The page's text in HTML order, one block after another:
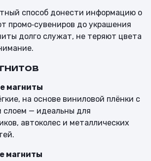
способ донести информацию о
промо‑сувениров до украшения
долго служат, не теряют цвета
магниты
на основе виниловой плёнки с
слоем — идеальны для
автоколес и металлических
магниты